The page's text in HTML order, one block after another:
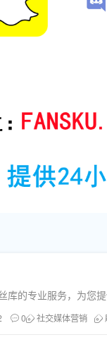
的专业服务，为您提
0 社交媒体营销